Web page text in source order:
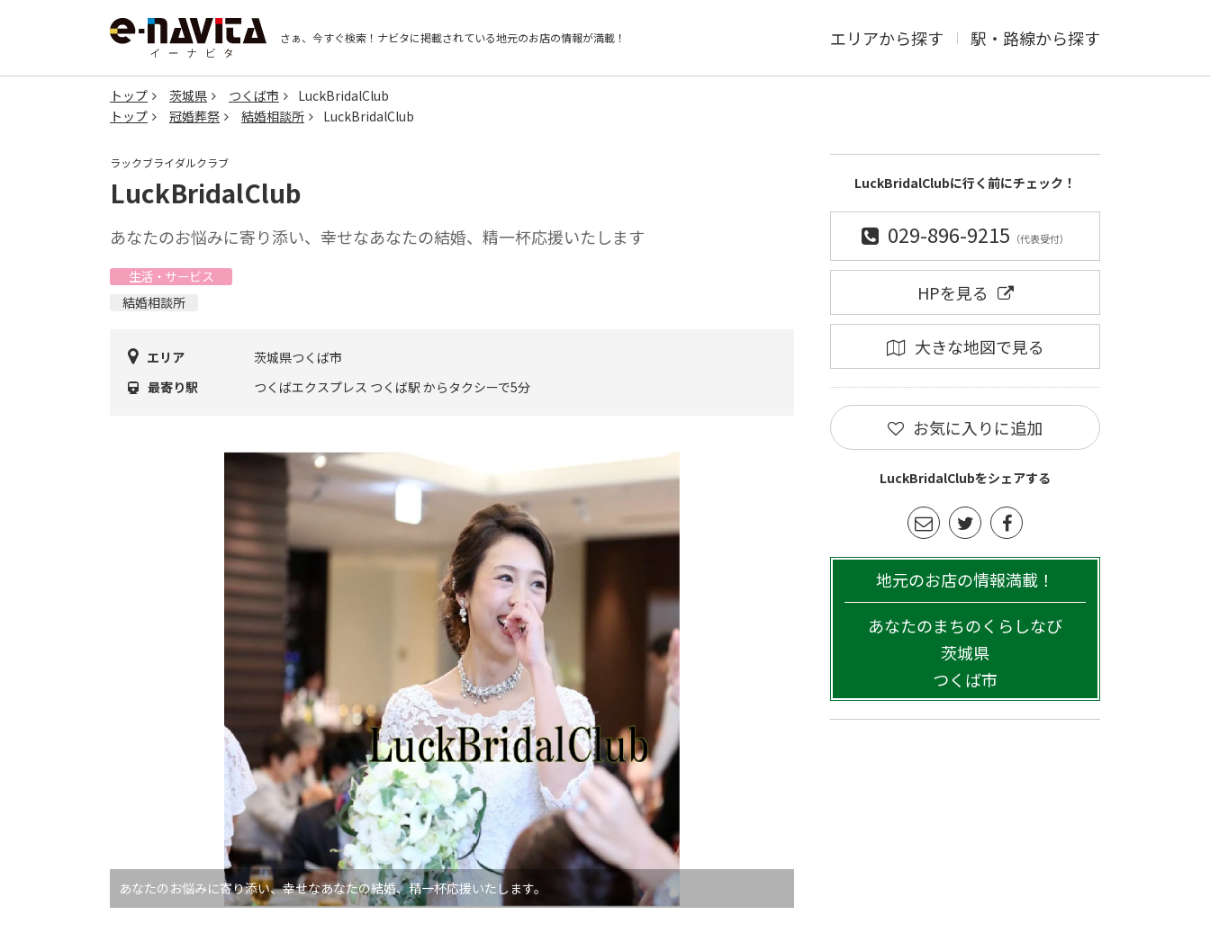
さぁ、今すぐ検索！ ナビタに掲載されている地元のお店の情報が満載！ エリアから探す 駅・路線から探す
トップ 茨城県 つくば市
LuckBridalClub
トップ
冠婚葬祭 結婚相談所 LuckBridalClub
ラックブライダルクラブ
LuckBridalClub
あなたのお悩みに寄り添い、幸せなあなたの結婚、精一杯応援いたします
生活・サービス
結婚相談所
エリア
茨城県つくば市
最寄り駅
つくばエクスプレス つくば駅 からタクシーで5分
あなたのお悩みに寄り添い、幸せなあなたの結婚、精一杯応援いたします。
LuckBridalClubに行く前にチェック！
029-896-9215 （代表受付）
HPを見る
大きな地図で見る
お気に入りに追加
LuckBridalClubをシェアする
地元のお店の情報満載！
あなたのまちのくらしなび
茨城県
つくば市